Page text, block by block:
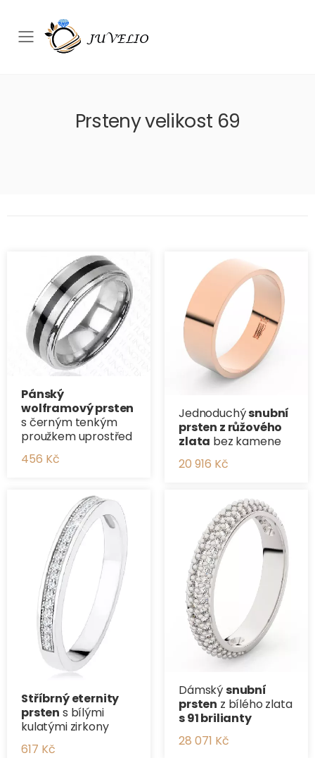
Přepínač mobilního menu
Prsteny velikost 69
Pánský
wolframový prsten
s černým tenkým
proužkem uprostřed
456 Kč
Jednoduchýsnubní
prsten z růžového
zlata bez kamene
20 916 Kč
Stříbrný eternity
prsten s bílými
kulatými zirkony
617 Kč
Dámskýsnubní
prsten z bílého zlata
s 91 brilianty
28 071 Kč